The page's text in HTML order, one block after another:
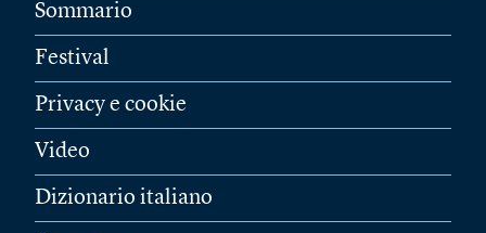
Sommario
Festival
Privacy e cookie
Video
Dizionario italiano